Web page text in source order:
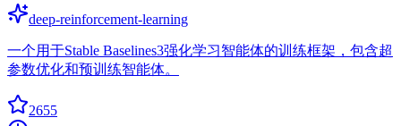
deep-reinforcement-learning
一个用于Stable Baselines3强化学习智能体的训练框架，包含超
参数优化和预训练智能体。
2655